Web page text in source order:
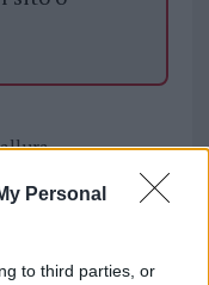
Personal
to third parties, or